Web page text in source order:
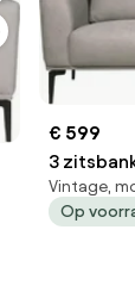
€ 599
3
Vintage,
Op